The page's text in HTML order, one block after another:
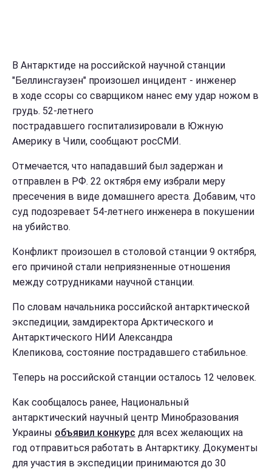
В Антарктиде на российской научной станции
"Беллинсгаузен" произошел инцидент - инженер
в ходе ссоры со сварщиком нанес ему удар ножом в
грудь. 52-летнего
пострадавшего госпитализировали в Южную
Америку в Чили, сообщают росСМИ.
Отмечается, что нападавший был задержан и
отправлен в РФ. 22 октября ему избрали меру
пресечения в виде домашнего ареста. Добавим, что
суд подозревает 54-летнего инженера в покушении
на убийство.
Конфликт произошел в столовой станции 9 октября,
его причиной стали неприязненные отношения
между сотрудниками научной станции.
По словам начальника российской антарктической
экспедиции, замдиректора Арктического и
Антарктического НИИ Александра
Клепикова, состояние пострадавшего стабильное.
Теперь на российской станции осталось 12 человек.
Как сообщалось ранее, Национальный
антарктический научный центр Минобразования
Украины объявил конкурс для всех желающих на
год отправиться работать в Антарктику. Документы
для участия в экспедиции принимаются до 30